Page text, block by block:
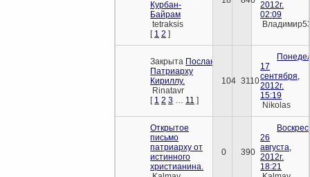
Курбан-
Байрам
tetraksis
[ 1 2 ]
2012г.
02:09
Закрыта Послание
Патриарху
Кириллу.
Rinatavr
[ 1 2 3 11 ]
104 3110
17
сентября,
2012г.
15:19
Nikolas
Открытое
письмо
патриарху от
истинного
христианина.
0 390
26
августа,
2012г.
18:21